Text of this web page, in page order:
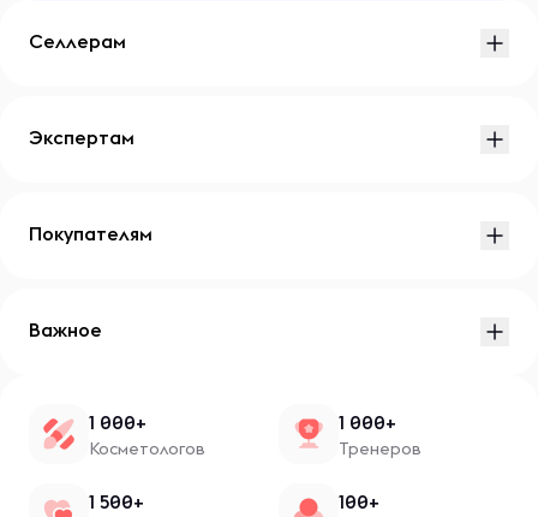
Селлерам
Экспертам
Покупателям
Важное
1 000+
Косметологов
1 000+
Тренеров
1 500+ 100+